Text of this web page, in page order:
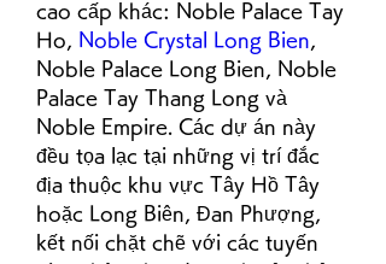
cao cấp khác: Noble Palace Tay
Ho,
Noble Crystal Long Bien
Noble Palace Long Bien, Noble
Palace Tay Thang Long và
Noble Empire. Các dự án này
đều tọa lạc tại những vị trí đắc
địa thuộc khu vực Tây Hồ Tây
hoặc Long Biên, Đan Phượng,
kết nối chặt chẽ với các tuyến